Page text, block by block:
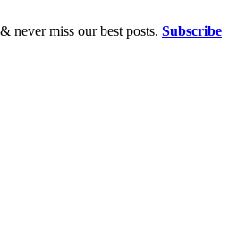
never miss our best posts. Subscribe